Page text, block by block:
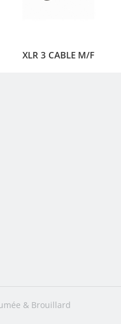
XLR 3 CABLE M/F
& Brouillard